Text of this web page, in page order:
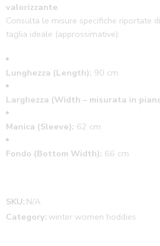
valorizzante.
Consulta le misure specifiche riportate
taglia ideale (approssimative):
Lunghezza (Length): 90 cm
Larghezza (Width – misurata in
Manica (Sleeve): 62 cm
Fondo (Bottom Width): 66 cm
SKU: N/A
Category: winter women hoddies